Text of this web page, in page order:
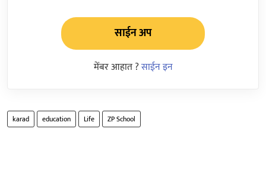
साईन अप
मेंबर आहात ?साईन इन
karad education Life ZP School